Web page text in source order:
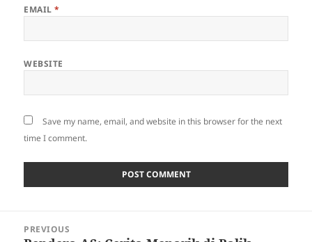
EMAIL*
WEBSITE
Save my name, email, and website in this browser for the next
time I comment.
navigation
PREVIOUS